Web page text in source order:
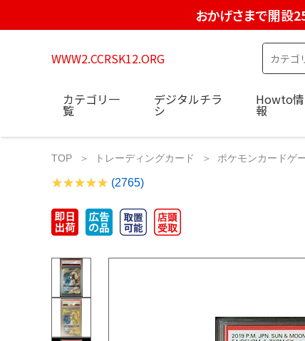
おかげさまで開設
WWW2.CCRSK12.ORG
カテゴリ一
覧
デジタルチラ
シ
Howto情
報
TOP トレーディングカード ポケモンカードゲ
(2765)